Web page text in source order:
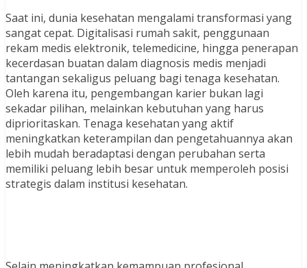
Saat ini, dunia kesehatan mengalami transformasi yang
sangat cepat. Digitalisasi rumah sakit, penggunaan
rekam medis elektronik, telemedicine, hingga penerapan
kecerdasan buatan dalam diagnosis medis menjadi
tantangan sekaligus peluang bagi tenaga kesehatan.
Oleh karena itu, pengembangan karier bukan lagi
sekadar pilihan, melainkan kebutuhan yang harus
diprioritaskan. Tenaga kesehatan yang aktif
meningkatkan keterampilan dan pengetahuannya akan
lebih mudah beradaptasi dengan perubahan serta
memiliki peluang lebih besar untuk memperoleh posisi
strategis dalam institusi kesehatan.